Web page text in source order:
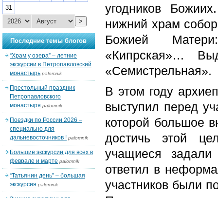
угодников
нижний храм
Божией
«Кипрская»…
«Семистрельная».
В этом году
выступил перед
которой большое
достичь этой
учащиеся
ответил в
участников были
31
>
Последние темы блогов
“Храм у озера” – летние
экскурсии в Петропавловский
монастырь palomnik
Престольный праздник
Петропавловского
монастыря palomnik
Поездки по России 2026 –
специально для
дальневосточников ! palomnik
Большие экскурсии для всех в
феврале и марте palomnik
“Татьянин день” – большая
экскурсия palomnik